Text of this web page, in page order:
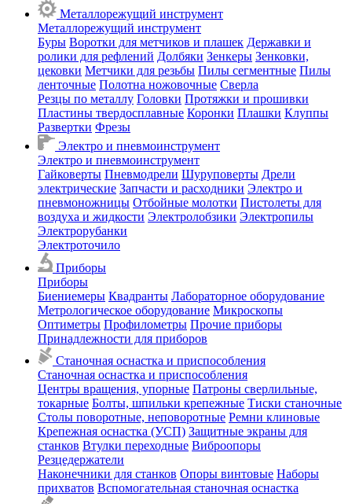
Металлорежущий инструмент
Металлорежущий инструмент
Буры Воротки для метчиков и плашек Державки и
ролики для рефлений Долбяки Зенкеры Зенковки,
цековки Метчики для резьбы Пилы сегментные Пилы
ленточные Полотна ножовочные Сверла
Резцы по металлу Головки Протяжки и прошивки
Пластины твердосплавные Коронки Плашки Клуппы
Развертки Фрезы
Электро и пневмоинструмент
Электро и пневмоинструмент
Гайковерты Пневмодрели Шуруповерты Дрели
электрические Запчасти и расходники Электро и
пневмоножницы Отбойные молотки Пистолеты для
воздуха и жидкости Электролобзики Электропилы
Электрорубанки
Электроточило
Приборы
Приборы
Биениемеры Квадранты Лабораторное оборудование
Метрологическое оборудование Микроскопы
Оптиметры Профилометры Прочие приборы
Принадлежности для приборов
Станочная оснастка и приспособления
Станочная оснастка и приспособления
Центры вращения, упорные Патроны сверлильные,
токарные Болты, шпильки крепежные Тиски станочные
Столы поворотные, неповоротные Ремни клиновые
Крепежная оснастка (УСП) Защитные экраны для
станков Втулки переходные Виброопоры
Резцедержатели
Наконечники для станков Опоры винтовые Наборы
прихватов Вспомогательная станочная оснастка